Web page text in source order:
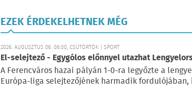
EZEK ÉRDEKELHETNEK MÉG
2026. AUGUSZTUS 06. 06:00, CSÜTÖRTÖK | SPORT
El-selejtező - Egygólos előnnyel utazhat
A Ferencváros hazai pályán 1-0-ra legyőzte a
Európa-liga selejtezőjének harmadik fordulójában,